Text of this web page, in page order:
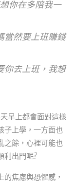
你在多陪我一
當然要上班賺錢
你去上班，我想
早上都會面對這樣
子上學，一方面也
之餘，心裡可能也
利出門呢?
焦慮與恐懼感，